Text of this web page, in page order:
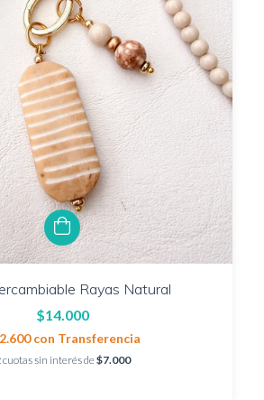
Rayas Natural
$14.000
con Transferencia
cuotas sin interés de$7.000